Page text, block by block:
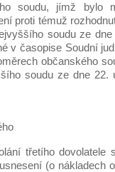
soudu, jímž bylo
proti témuž
soudu ze
v časopise Soudní
občanského
soudu ze dne 22.
třetího dovolatele
(o nákladech